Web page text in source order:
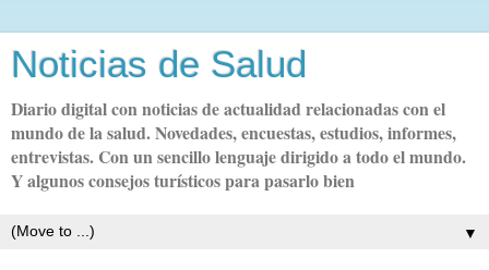
Noticias de Salud
Diario digital con noticias de actualidad relacionadas con el
mundo de la salud. Novedades, encuestas, estudios, informes,
entrevistas. Con un sencillo lenguaje dirigido a todo el mundo.
Y algunos consejos turísticos para pasarlo bien
▼